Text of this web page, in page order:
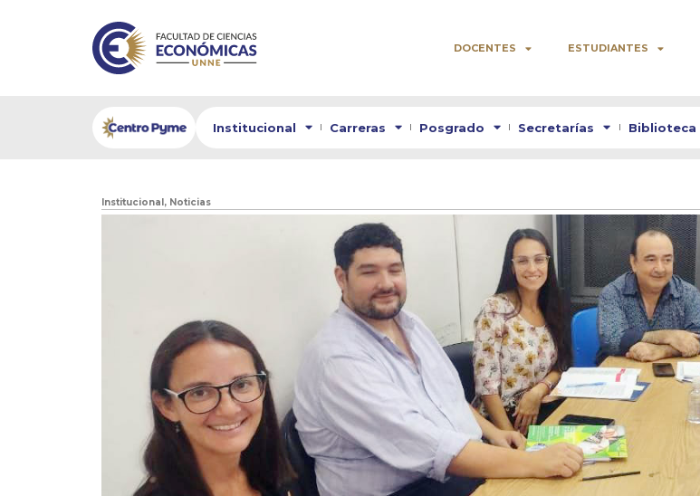
DOCENTES ESTUDIANTES
Institucional Carreras Posgrado Secretarías Biblioteca
Institucional, Noticias